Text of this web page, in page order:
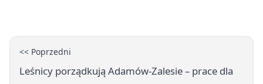
<< Poprzedni
Leśnicy porządkują Adamów-Zalesie – prace dla